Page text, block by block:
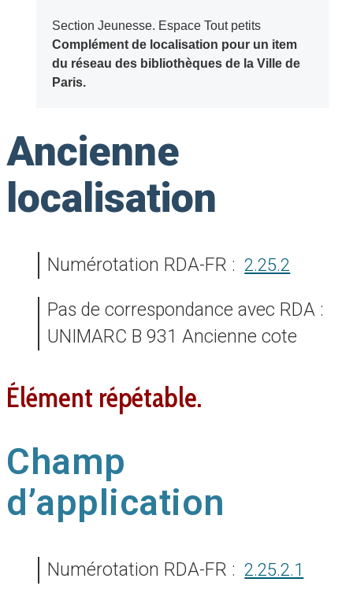
Section Jeunesse. Espace Tout petits
Complément de localisation pour un item
du réseau des bibliothèques de la Ville de
Paris.
Ancienne
localisation
Numérotation RDA-FR : 2.25.2
Pas de correspondance avec RDA :
UNIMARC B 931 Ancienne cote
élément répétable.
Champ
d’application
Numérotation RDA-FR : 2.25.2.1